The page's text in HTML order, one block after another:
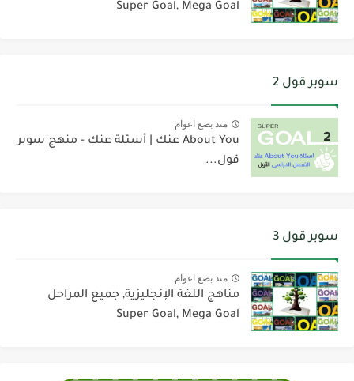
Super Goal, Mega Goal
سوبر قول 2
منذ بضع اعوام
About You عنك | أسئلة عنك - منهج سوبر
قول...
سوبر قول 3
منذ بضع اعوام
مناهج اللغة الإنجليزية, جميع المراحل
Super Goal, Mega Goal